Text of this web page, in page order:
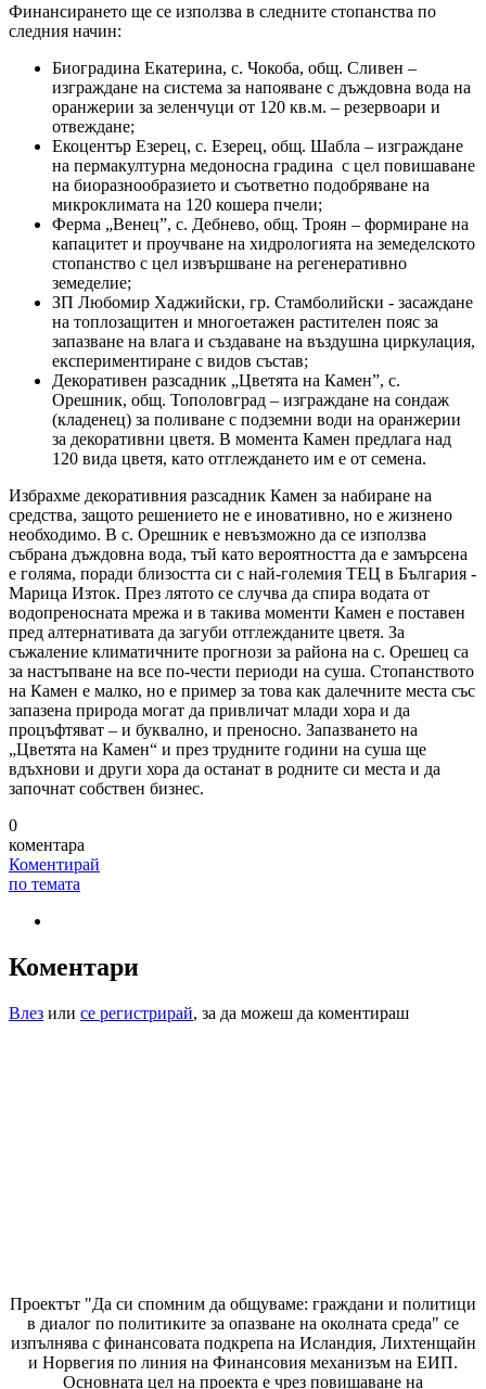
Финансирането ще се използва в следните стопанства по
следния начин:
Биоградина Екатерина, с. Чокоба, общ. Сливен –
изграждане на система за напояване с дъждовна вода на
оранжерии за зеленчуци от 120 кв.м. – резервоари и
отвеждане;
Екоцентър Езерец, с. Езерец, общ. Шабла – изграждане
на пермакултурна медоносна градина с цел повишаване
на биоразнообразието и съответно подобряване на
микроклимата на 120 кошера пчели;
Ферма „Венец”, с. Дебнево, общ. Троян – формиране на
капацитет и проучване на хидрологията на земеделското
стопанство с цел извършване на регенеративно
земеделие;
ЗП Любомир Хаджийски, гр. Стамболийски - засаждане
на топлозащитен и многоетажен растителен пояс за
запазване на влага и създаване на въздушна циркулация,
експериментиране с видов състав;
Декоративен разсадник „Цветята на Камен”, с.
Орешник, общ. Тополовград – изграждане на сондаж
(кладенец) за поливане с подземни води на оранжерии
за декоративни цветя. В момента Камен предлага над
120 вида цветя, като отглеждането им е от семена.
Избрахме декоративния разсадник Камен за набиране на
средства, защото решението не е иновативно, но е жизнено
необходимо. В с. Орешник е невъзможно да се използва
събрана дъждовна вода, тъй като вероятността да е замърсена
е голяма, поради близостта си с най-големия ТЕЦ в България -
Марица Изток. През лятото се случва да спира водата от
водопреносната мрежа и в такива моменти Камен е поставен
пред алтернативата да загуби отглежданите цветя. За
съжаление климатичните прогнози за района на с. Орешец са
за настъпване на все по-чести периоди на суша. Стопанството
на Камен е малко, но е пример за това как далечните места със
запазена природа могат да привличат млади хора и да
процъфтяват – и буквално, и преносно. Запазването на
„Цветята на Камен“ и през трудните години на суша ще
вдъхнови и други хора да останат в родните си места и да
започнат собствен бизнес.
0
коментара
Коментирай
по темата
Коментари
Влез или се регистрирай, за да можеш да коментираш
Проектът "Да си спомним да общуваме: граждани и политици
в диалог по политиките за опазване на околната среда" се
изпълнява с финансовата подкрепа на Исландия, Лихтенщайн
и Норвегия по линия на Финансовия механизъм на ЕИП.
Основната цел на проекта е чрез повишаване на